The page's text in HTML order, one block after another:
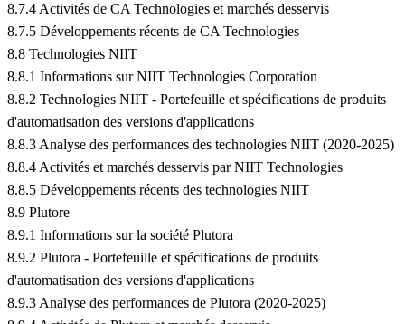
8.7.4 Activités de CA Technologies et marchés desservis
8.7.5 Développements récents de CA Technologies
8.8 Technologies NIIT
8.8.1 Informations sur NIIT Technologies Corporation
8.8.2 Technologies NIIT - Portefeuille et spécifications de produits
d'automatisation des versions d'applications
8.8.3 Analyse des performances des technologies NIIT (2020-2025)
8.8.4 Activités et marchés desservis par NIIT Technologies
8.8.5 Développements récents des technologies NIIT
8.9 Plutore
8.9.1 Informations sur la société Plutora
8.9.2 Plutora - Portefeuille et spécifications de produits
d'automatisation des versions d'applications
8.9.3 Analyse des performances de Plutora (2020-2025)